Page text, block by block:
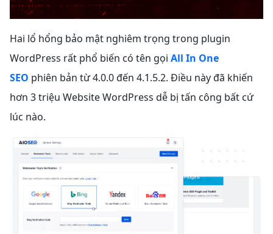
Hai lổ hổng bảo mật nghiêm trọng trong plugin
WordPress rất phổ biến có tên gọi All In One
SEO phiên bản từ 4.0.0 đến 4.1.5.2. Điều này đã khiến
hơn 3 triệu Website WordPress dễ bị tấn công bất cứ
lúc nào.